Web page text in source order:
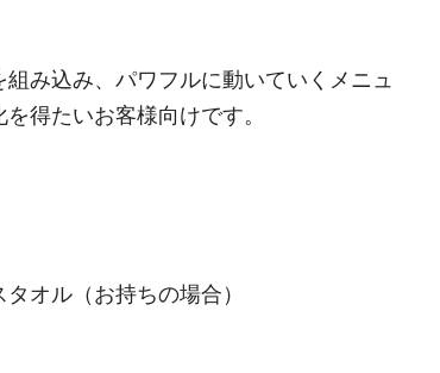
み込み、パワフルに動いていくメニュ
得たいお客様向けです。
オル（お持ちの場合）